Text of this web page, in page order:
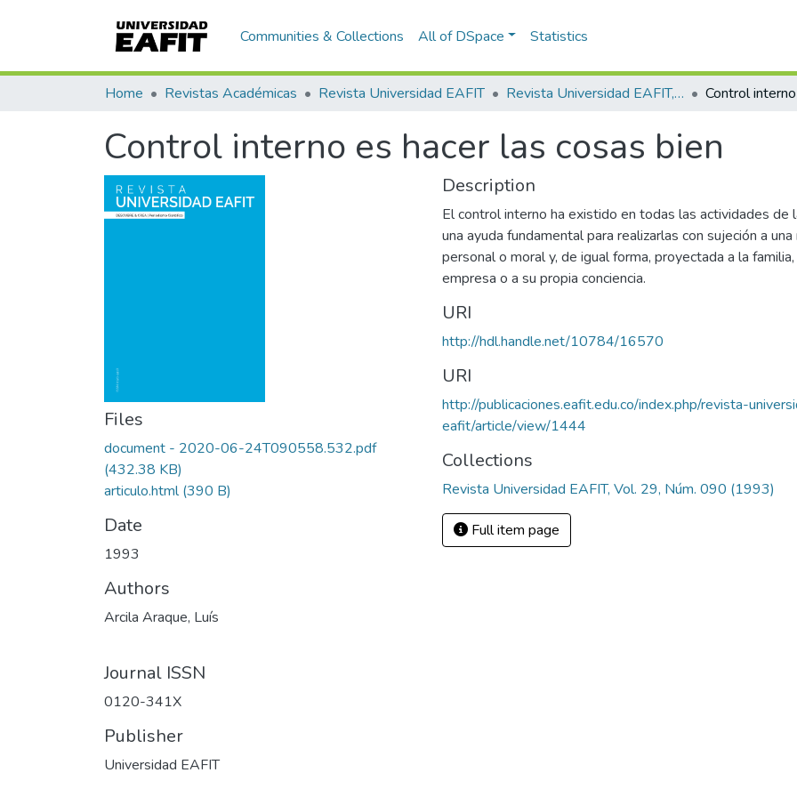
Communities & Collections All of DSpace Statistics
Home Revistas Académicas Revista Universidad EAFIT Revista Universidad EAFIT, Vol. 29, Núm. 090 (1993)
Control interno es hacer las cosas bien
Files
document - 2020-06-24T090558.532.pdf
(432.38 KB)
articulo.html(390 B)
Date
1993
Authors
Arcila Araque, Luís
Journal ISSN
0120-341X
Publisher
Universidad EAFIT
Description
El control interno ha existido en todas las actividades de
una ayuda fundamental para realizarlas con sujeción a
personal o moral y, de igual forma, proyectada a la
empresa o a su propia conciencia.
URI
http://hdl.handle.net/10784/16570
URI
http://publicaciones.eafit.edu.co/index.php/revista-
eafit/article/view/1444
Collections
Revista Universidad EAFIT, Vol. 29, Núm. 090 (1993)
Full item page